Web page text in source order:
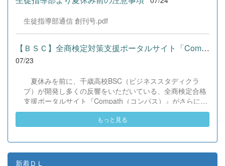
りなどを満喫。浴衣姿でイベントを彩った1年生や、経験
葉や国境を超えて笑顔で交流を深めました。 主催者の方か
らは、「国籍や年齢を問わず笑顔で寄り添い、自分で考え
て動く姿が素晴らしい。異文化理解のマインドが自然と身
についている」と、賞賛の声をいただきました！ 教室の中
だけでなく、地域や世界という広いフィールドで本領を発
姿に、誇らしさでいっぱいです。 教養科生、どんどん外へ
飛び出そう！ その温かい心と行動力を磨き、世界を笑顔に
する魅力的な人材へ成長していく皆さんを応援していま
す！
生徒指導部通信 創刊号.pdf
【ＢＳＣ】全商検定対策支援ポータルサイト「Compath（コンパス）...
07/23
夏休みを前に、千歳高校BSC（ビジネススタディクラ
ブ）が開発し多くの反響をいただいている、全商検定合格
支援ポータルサイト『Compath（コンパス）』がさらにバ
ージョンアップいたしました。 今回もユーザーの皆様か
らいただいたアンケートのご意見をもとに、BSC部員のプ
の実装までを行いました。今回のアップデートでは、ビジ
ネス計算・簿記・ビジネス文書・情報処理・商業経済・財
務分析・ビジネスコミュニケーションなど各ジャンルに及
もっと見る
新着ＤＬ